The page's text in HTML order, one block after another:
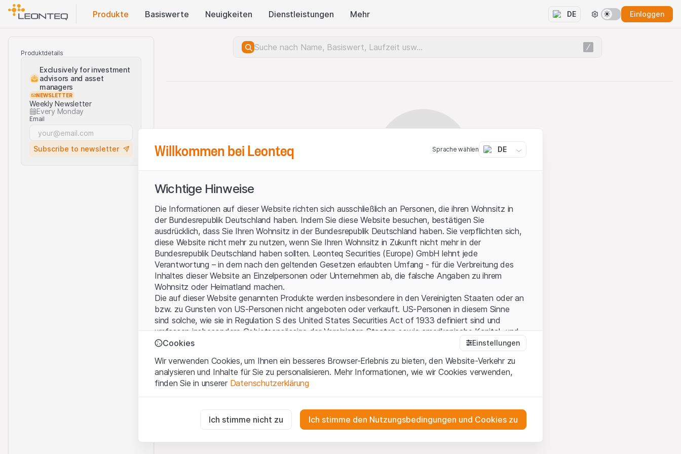
Produkte Basis​werte Neuigkeiten Dienstleistungen Mehr DE Einloggen
Produktdetails
Exclusively for investment
advisors and asset
managers
NEWSLETTER
Weekly Newsletter
Every Monday
Email
Subscribe to newsletter
Serverfehler.
Willkommen bei Leonteq Sprache wählen DE
Wichtige Hinweise
Die Informationen auf dieser Website richten sich ausschließlich an Personen, die ihren Wohnsitz in
der Bundesrepublik Deutschland haben. Indem Sie diese Website besuchen, bestätigen Sie
ausdrücklich, dass Sie Ihren Wohnsitz in der Bundesrepublik Deutschland haben. Sie verpflichten sich,
diese Website nicht mehr zu nutzen, wenn Sie Ihren Wohnsitz in Zukunft nicht mehr in der
Bundesrepublik Deutschland haben sollten. Leonteq Securities (Europe) GmbH lehnt jede
Verantwortung – in dem nach den geltenden Gesetzen erlaubten Umfang - für die Verbreitung des
Inhaltes dieser Website an Einzelpersonen oder Unternehmen ab, die falsche Angaben zu ihrem
Wohnsitz oder Heimatland machen.
Die auf dieser Website genannten Produkte werden insbesondere in den Vereinigten Staaten oder an
bzw. zu Gunsten von US-Personen nicht angeboten oder verkauft. US-Personen in diesem Sinne
sind solche, wie sie in Regulation S des United States Securities Act of 1933 definiert sind und
umfassen insbesondere Gebietsansässige der Vereinigten Staaten sowie amerikanische Kapital- und
Personen-gesellschaften.
Nutzungsbedingungen und rechtliche Informationen
Mit dem Zugriff auf diese Website erklären Sie, dass Sie die rechtlichen Informationen und die
wichtigen Hinweise und Nutzungsbedingungen verstanden haben und akzeptieren. Wenn Sie mit den
Kein Angebot, keine Aufforderung zum Kauf
Die auf der Website enthaltenen oder beschriebenen Informationen, Produkte, Daten,
Dienstleistungen, Tools und Unterlagen („Inhalte der Website“) dienen ausschließlich
Cookies Einstellungen
Wir verwenden Cookies, um Ihnen ein besseres Browser-Erlebnis zu bieten, den Website-Verkehr zu
analysieren und Inhalte für Sie zu personalisieren. Mehr Informationen, wie wir Cookies verwenden,
finden Sie in unserer Datenschutzerklärung
Diese Cookies sind für die Website erforderlich und können nicht deaktiviert werden.
Ich stimme nicht zu Ich stimme den Nutzungsbedingungen und Cookies zu